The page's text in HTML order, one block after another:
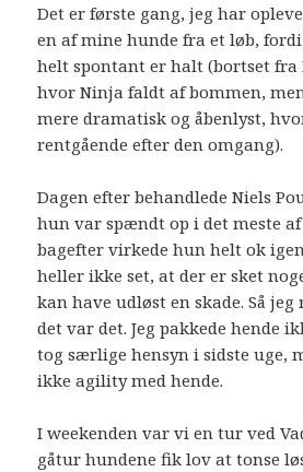
Det er første gang, jeg har
en af mine hunde fra et løb,
helt spontant er halt (bortset fra
hvor Ninja faldt af bommen,
mere dramatisk og åbenlyst,
rentgående efter den omgang).
Dagen efter behandlede Niels
hun var spændt op i det meste
bagefter virkede hun helt ok
heller ikke set, at der er sket
kan have udløst en skade. Så jeg
det var det. Jeg pakkede hende
tog særlige hensyn i sidste uge,
ikke agility med hende.
I weekenden var vi en tur ved
gåtur hundene fik lov at tonse